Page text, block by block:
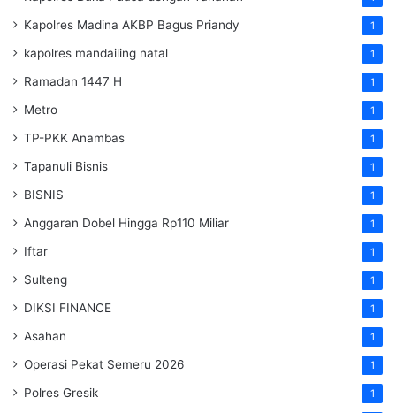
Kapolres Madina AKBP Bagus Priandy 1
kapolres mandailing natal 1
Ramadan 1447 H 1
Metro 1
TP-PKK Anambas 1
Tapanuli Bisnis 1
BISNIS 1
Anggaran Dobel Hingga Rp110 Miliar 1
Iftar 1
Sulteng 1
DIKSI FINANCE 1
Asahan 1
Operasi Pekat Semeru 2026 1
Polres Gresik 1